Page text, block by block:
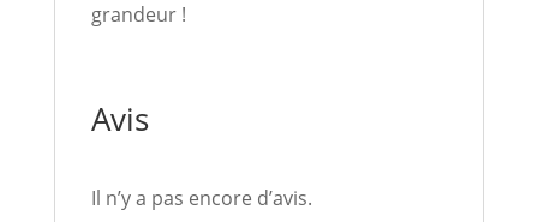
grandeur !
Avis
Il n’y a pas encore d’avis.